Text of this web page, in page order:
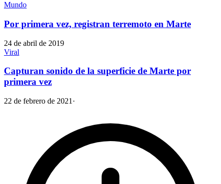
Mundo
Por primera vez, registran terremoto en Marte
24 de abril de 2019
Viral
Capturan sonido de la superficie de Marte por
primera vez
22 de febrero de 2021 ·